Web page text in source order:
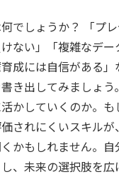
でしょうか？ 「プ
ない」「複雑なデ
成には自信がある」
き出してみましょう
かしていくのか。
されにくいスキル
かもしれません。
、未来の選択肢を広